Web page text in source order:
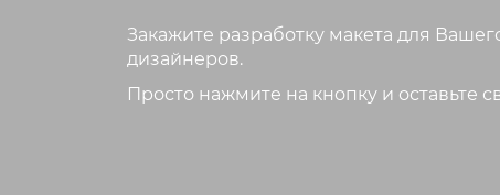
Закажите разработку макета для
дизайнеров.
Просто нажмите на кнопку и оставьте